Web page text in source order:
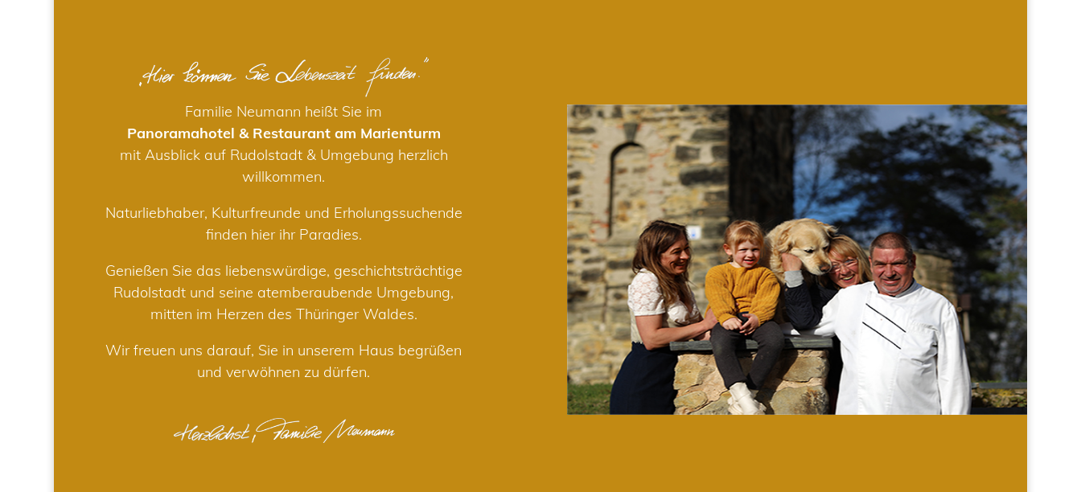
Familie Neumann heißt Sie im
Panoramahotel & Restaurant am Marienturm
mit Ausblick auf Rudolstadt & Umgebung herzlich
willkommen.
Naturliebhaber, Kulturfreunde und Erholungssuchende
finden hier ihr Paradies.
Genießen Sie das liebenswürdige, geschichtsträchtige
Rudolstadt und seine atemberaubende Umgebung,
mitten im Herzen des Thüringer Waldes.
Wir freuen uns darauf, Sie in unserem Haus begrüßen
und verwöhnen zu dürfen.